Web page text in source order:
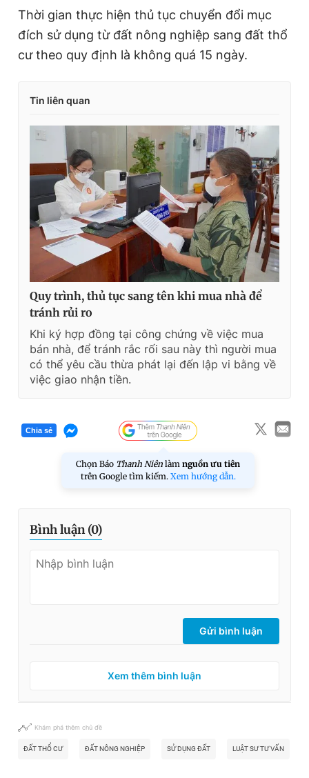
Thời gian thực hiện thủ tục chuyển đổi mục
đích sử dụng từ đất nông nghiệp sang đất thổ
cư theo quy định là không quá 15 ngày.
Tin liên quan
Quy trình, thủ tục sang tên khi mua nhà để
tránh rủi ro
Khi ký hợp đồng tại công chứng về việc mua
bán nhà, để tránh rắc rối sau này thì người mua
có thể yêu cầu thừa phát lại đến lập vi bằng về
việc giao nhận tiền.
Chia sẻ
Chọn Báo Thanh Niên làm nguồn ưu tiên
trên Google tìm kiếm. Xem hướng dẫn.
Bình luận (0)
Gửi bình luận
Xem thêm bình luận
Khám phá thêm chủ đề
ĐẤT THỔ CƯ ĐẤT NÔNG NGHIỆP SỬ DỤNG ĐẤT LUẬT SƯ TƯ VẤN